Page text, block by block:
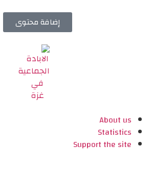
إضافة محتوى
About us
Statistics
Support the site